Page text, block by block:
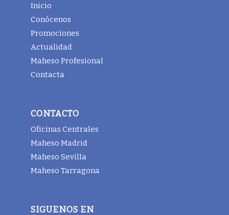
Inicio
Conócenos
Promociones
Actualidad
Maheso Profesional
Contacta
CONTACTO
Oficinas Centrales
Maheso Madrid
Maheso Sevilla
Maheso Tarragona
SIGUENOS EN